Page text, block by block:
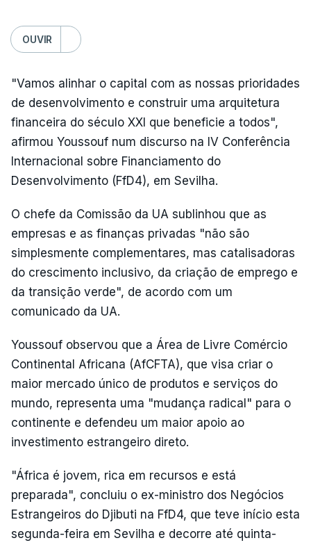
OUVIR
"Vamos alinhar o capital com as nossas prioridades
de desenvolvimento e construir uma arquitetura
financeira do século XXI que beneficie a todos",
afirmou Youssouf num discurso na IV Conferência
Internacional sobre Financiamento do
Desenvolvimento (FfD4), em Sevilha.
O chefe da Comissão da UA sublinhou que as
empresas e as finanças privadas "não são
simplesmente complementares, mas catalisadoras
do crescimento inclusivo, da criação de emprego e
da transição verde", de acordo com um
comunicado da UA.
Youssouf observou que a Área de Livre Comércio
Continental Africana (AfCFTA), que visa criar o
maior mercado único de produtos e serviços do
mundo, representa uma "mudança radical" para o
continente e defendeu um maior apoio ao
investimento estrangeiro direto.
"África é jovem, rica em recursos e está
preparada", concluiu o ex-ministro dos Negócios
Estrangeiros do Djibuti na FfD4, que teve início esta
segunda-feira em Sevilha e decorre até quinta-